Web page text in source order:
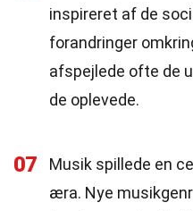
inspireret af de
forandringer
afspejlede ofte de
de oplevede.
07
Musik spillede en
æra. Nye